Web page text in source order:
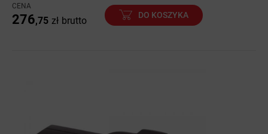
CENA
276,75 zł brutto
DO KOSZYKA